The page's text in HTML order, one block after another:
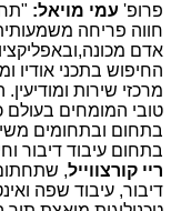
פרופ' עמי מויאל:
חווה פריחה
אדם
החיפוש בתכני אודיו
מרכזי שירות
טובי המומחים בעולם
בתחום ובתחומים
בתחום עיבוד דיבור
ריי קורצווייל,
דיבור, עיבוד שפה